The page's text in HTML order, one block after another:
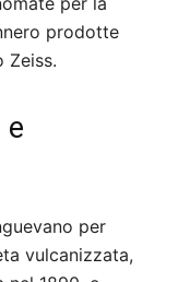
prodotte
Zeiss.
e
per
vulcanizzata,